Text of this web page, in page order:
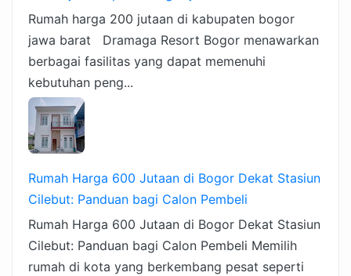
Rumah harga 200 jutaan di kabupaten bogor
jawa barat Dramaga Resort Bogor menawarkan
berbagai fasilitas yang dapat memenuhi
kebutuhan peng...
Rumah Harga 600 Jutaan di Bogor Dekat Stasiun
Cilebut: Panduan bagi Calon Pembeli
Rumah Harga 600 Jutaan di Bogor Dekat Stasiun
Cilebut: Panduan bagi Calon Pembeli Memilih
rumah di kota yang berkembang pesat seperti